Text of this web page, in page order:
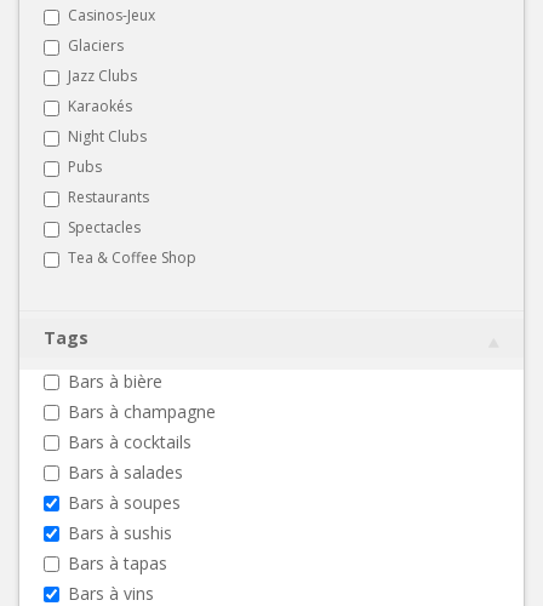
Casinos-Jeux
Glaciers
Jazz Clubs
Karaokés
Night Clubs
Pubs
Restaurants
Spectacles
Tea & Coffee Shop
Tags
Bars à bière
Bars à champagne
Bars à cocktails
Bars à salades
Bars à soupes
Bars à sushis
Bars à tapas
Bars à vins